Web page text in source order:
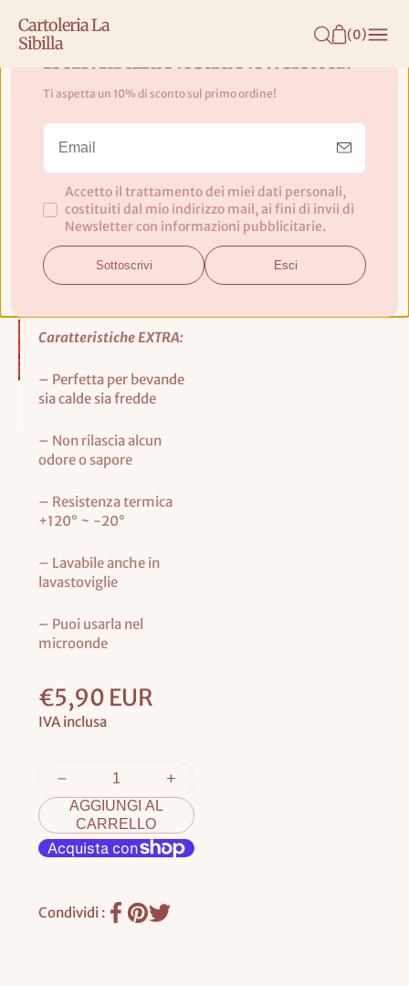
Cartoleria La
Sibilla
(0)
Tazzina Espresso 90ml Snoopy
Cuccia - Quy Cup
Realizzata in R-pet
(Recycled Pet) per uso
90 ml (coperchio non
incluso), 0% di
Caratteristiche EXTRA:
– Perfetta per bevande
sia calde sia fredde
– Non rilascia alcun
odore o sapore
– Resistenza termica
+120° ~ -20°
– Lavabile anche in
lavastoviglie
– Puoi usarla nel
microonde
Prezzo
base
€5,90 EUR
IVA inclusa
AGGIUNGI AL
CARRELLO
Condividi :
Iscriviti alla Nostra Newsletter!
Ti aspetta un 10% di sconto sul primo ordine!
Accetto il trattamento dei miei dati personali,
costituiti dal mio indirizzo mail, ai fini di invii di
Newsletter con informazioni pubblicitarie.
Sottoscrivi Esci